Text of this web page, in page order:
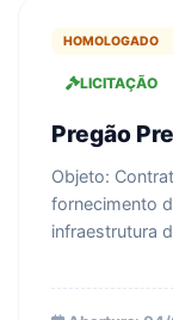
HOMOLOGADO
LICITAÇÃO
Pregão
Objeto:
fornecimento
infraestrutura